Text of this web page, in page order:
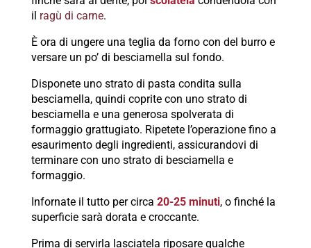
il ragù di carne.
È ora di ungere una teglia da forno con del burro e
versare un po’ di besciamella sul fondo.
Disponete uno strato di pasta condita sulla
besciamella, quindi coprite con uno strato di
besciamella e una generosa spolverata di
formaggio grattugiato. Ripetete l’operazione fino a
esaurimento degli ingredienti, assicurandovi di
terminare con uno strato di besciamella e
formaggio.
Infornate il tutto per circa 20-25 minuti, o finché la
superficie sarà dorata e croccante.
Prima di servirla lasciatela riposare qualche